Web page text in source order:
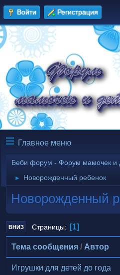
Войти Регистрация
Главное меню
Беби форум - Форум мамочек и
► Новорожденный ребенок
Новорожденный
ВНИЗ Страницы 1
Тема сообщения / Автор
Игрушки для детей до года